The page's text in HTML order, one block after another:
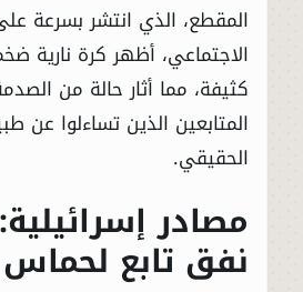
المقطع، الذي انتشر بسرعة
الاجتماعي، أظهر كرة نارية
كثيفة، مما أثار حالة من
المتابعين الذين تساءلوا عن
الحقيقي.
مصادر
نفق تابع لحماس